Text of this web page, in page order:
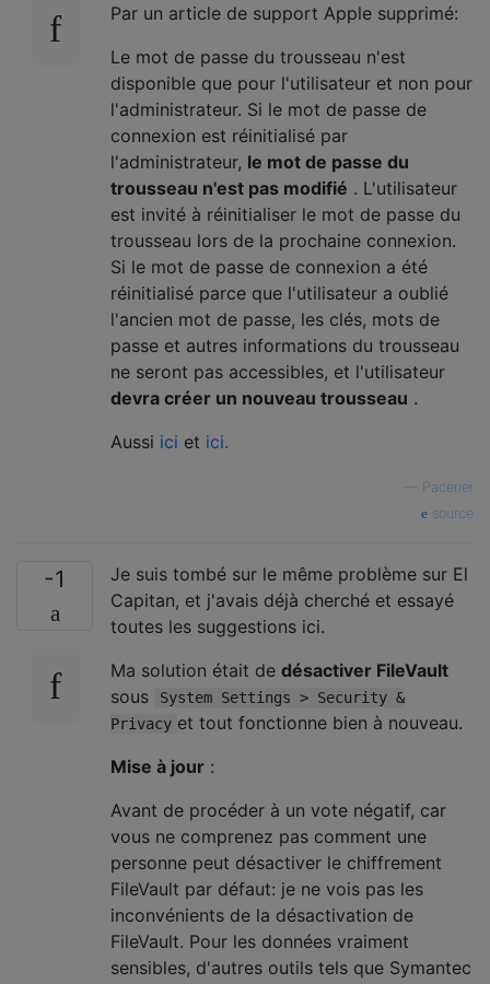
Par un article de support Apple supprimé:
Le mot de passe du trousseau n'est
disponible que pour l'utilisateur et non pour
l'administrateur. Si le mot de passe de
connexion est réinitialisé par
l'administrateur, le mot de passe du
trousseau n'est pas modifié . L'utilisateur
est invité à réinitialiser le mot de passe du
trousseau lors de la prochaine connexion.
Si le mot de passe de connexion a été
réinitialisé parce que l'utilisateur a oublié
l'ancien mot de passe, les clés, mots de
passe et autres informations du trousseau
ne seront pas accessibles, et l'utilisateur
devra créer un nouveau trousseau .
Aussi ici et ici.
Pacerier
source
-1
Je suis tombé sur le même problème sur El
Capitan, et j'avais déjà cherché et essayé
toutes les suggestions ici.
Ma solution était de désactiver FileVault
sous
System Settings > Security &
Privacy et tout fonctionne bien à nouveau.
Mise à jour :
Avant de procéder à un vote négatif, car
vous ne comprenez pas comment une
personne peut désactiver le chiffrement
FileVault par défaut: je ne vois pas les
inconvénients de la désactivation de
FileVault. Pour les données vraiment
sensibles, d'autres outils tels que Symantec